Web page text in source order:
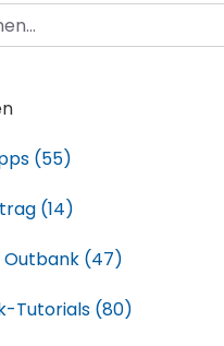
(55)
(14)
Outbank (47)
Tutorials (80)